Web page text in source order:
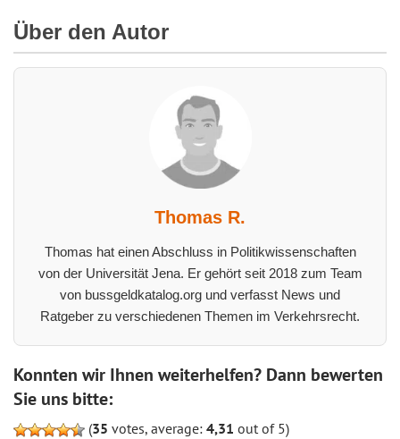
Über den Autor
Thomas R.
Thomas hat einen Abschluss in Politikwissenschaften
von der Universität Jena. Er gehört seit 2018 zum Team
von bussgeldkatalog.org und verfasst News und
Ratgeber zu verschiedenen Themen im Verkehrsrecht.
Konnten wir Ihnen weiterhelfen? Dann bewerten
Sie uns bitte:
(35 votes, average: 4,31 out of 5)